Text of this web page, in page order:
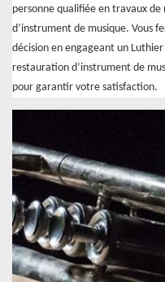
personne qualifiée en travaux
d’instrument de musique. Vous
décision en engageant un
restauration d’instrument de
pour garantir votre satisfaction.